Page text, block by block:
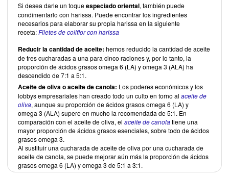
Si desea darle un toqueespeciado oriental, también puede
condimentarlo con harissa. Puede encontrar los ingredientes
necesarios para elaborar su propia harissa en la siguiente
receta:Filetes de coliflor con harissa
Reducir la cantidad de aceite: hemos reducido la cantidad de aceite
de tres cucharadas a una para cinco raciones y, por lo tanto, la
proporción de ácidos grasos omega 6 (LA) y omega 3 (ALA) ha
descendido de 7:1 a 5:1.
Aceite de oliva o aceite de canola: Los poderes económicos y los
lobbys empresariales han creado todo un culto en torno al aceite de
oliva, aunque su proporción de ácidos grasos omega 6 (LA) y
omega 3 (ALA) supere en mucho la recomendada de 5:1. En
comparación con el aceite de oliva, el aceite de canolatiene una
mayor proporción de ácidos grasos esenciales, sobre todo de ácidos
grasos omega 3.
Al sustituir una cucharada de aceite de oliva por una cucharada de
aceite de canola, se puede mejorar aún más la proporción de ácidos
grasos omega 6 (LA) y omega 3 de 5:1 a 3:1.